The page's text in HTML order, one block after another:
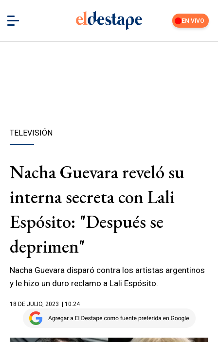
EN VIVO
TELEVISIÓN
Nacha Guevara reveló su
interna secreta con Lali
Espósito: "Después se
deprimen"
Nacha Guevara disparó contra los artistas argentinos
y le hizo un duro reclamo a Lali Espósito.
18 DE JULIO, 2023 | 10.24